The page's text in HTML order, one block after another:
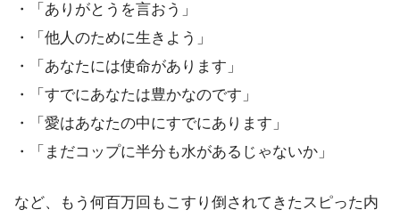
・「ありがとうを言おう」
・「他人のために生きよう」
・「あなたには使命があります」
・「すでにあなたは豊かなのです」
・「愛はあなたの中にすでにあります」
・「まだコップに半分も水があるじゃないか」
など、もう何百万回もこすり倒されてきたスピった内